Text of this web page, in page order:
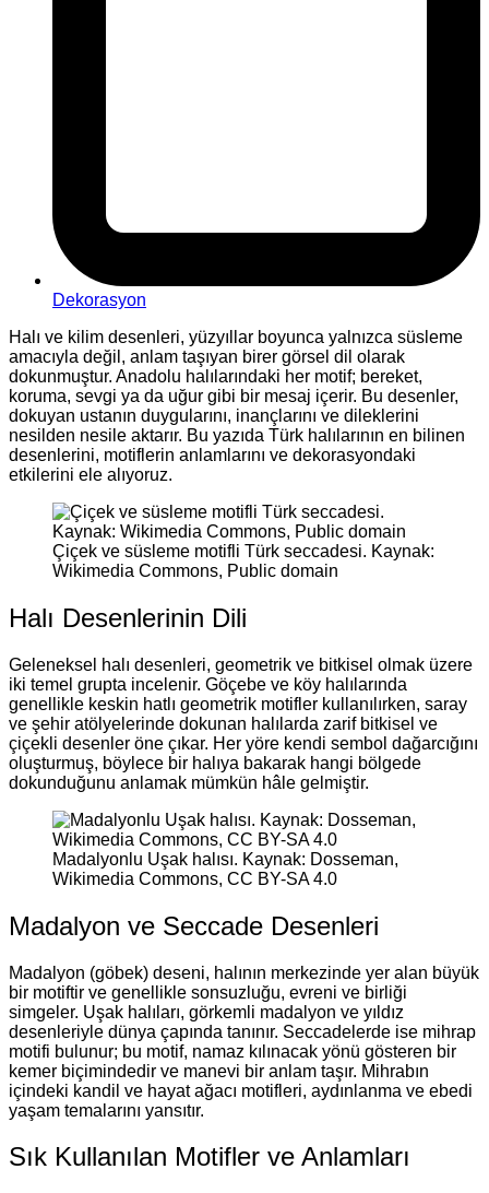
Dekorasyon
Halı ve kilim desenleri, yüzyıllar boyunca yalnızca süsleme
amacıyla değil, anlam taşıyan birer görsel dil olarak
dokunmuştur. Anadolu halılarındaki her motif; bereket,
koruma, sevgi ya da uğur gibi bir mesaj içerir. Bu desenler,
dokuyan ustanın duygularını, inançlarını ve dileklerini
nesilden nesile aktarır. Bu yazıda Türk halılarının en bilinen
desenlerini, motiflerin anlamlarını ve dekorasyondaki
etkilerini ele alıyoruz.
Çiçek ve süsleme motifli Türk seccadesi. Kaynak:
Wikimedia Commons, Public domain
Halı Desenlerinin Dili
Geleneksel halı desenleri, geometrik ve bitkisel olmak üzere
iki temel grupta incelenir. Göçebe ve köy halılarında
genellikle keskin hatlı geometrik motifler kullanılırken, saray
ve şehir atölyelerinde dokunan halılarda zarif bitkisel ve
çiçekli desenler öne çıkar. Her yöre kendi sembol dağarcığını
oluşturmuş, böylece bir halıya bakarak hangi bölgede
dokunduğunu anlamak mümkün hâle gelmiştir.
Madalyonlu Uşak halısı. Kaynak: Dosseman,
Wikimedia Commons, CC BY-SA 4.0
Madalyon ve Seccade Desenleri
Madalyon (göbek) deseni, halının merkezinde yer alan büyük
bir motiftir ve genellikle sonsuzluğu, evreni ve birliği
simgeler. Uşak halıları, görkemli madalyon ve yıldız
desenleriyle dünya çapında tanınır. Seccadelerde ise mihrap
motifi bulunur; bu motif, namaz kılınacak yönü gösteren bir
kemer biçimindedir ve manevi bir anlam taşır. Mihrabın
içindeki kandil ve hayat ağacı motifleri, aydınlanma ve ebedi
yaşam temalarını yansıtır.
Sık Kullanılan Motifler ve Anlamları